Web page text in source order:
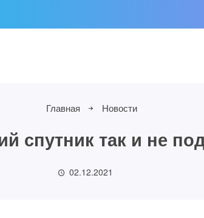
Главная Новости
спутник так и не
02.12.2021